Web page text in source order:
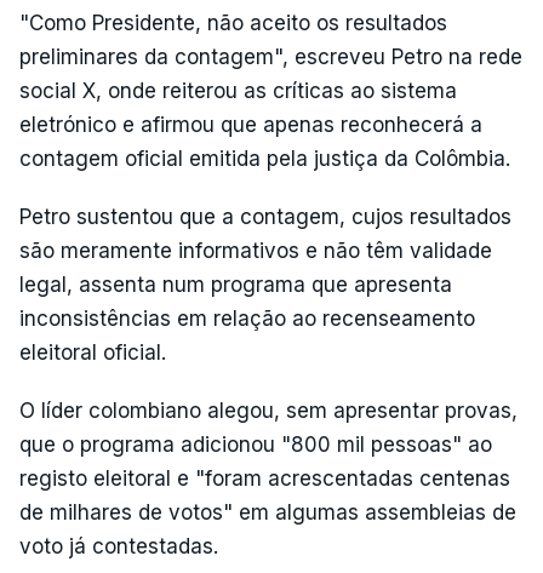
"Como Presidente, não aceito os resultados
preliminares da contagem", escreveu Petro na rede
social X, onde reiterou as críticas ao sistema
eletrónico e afirmou que apenas reconhecerá a
contagem oficial emitida pela justiça da Colômbia.
Petro sustentou que a contagem, cujos resultados
são meramente informativos e não têm validade
legal, assenta num programa que apresenta
inconsistências em relação ao recenseamento
eleitoral oficial.
O líder colombiano alegou, sem apresentar provas,
que o programa adicionou "800 mil pessoas" ao
registo eleitoral e "foram acrescentadas centenas
de milhares de votos" em algumas assembleias de
voto já contestadas.